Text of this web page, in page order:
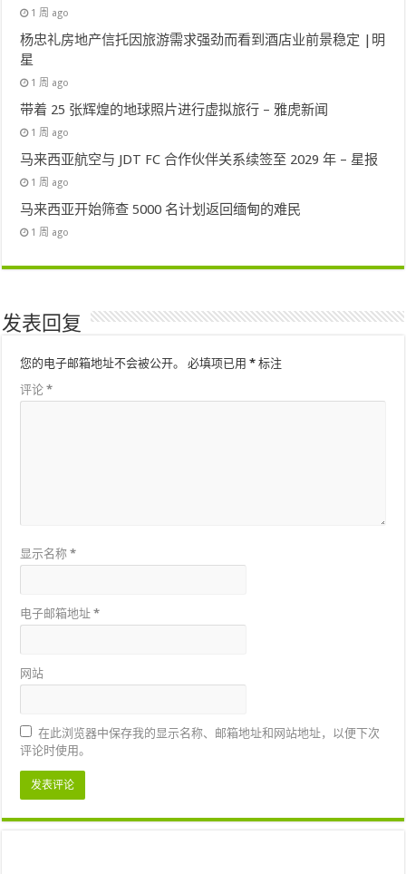
1 周 ago
杨忠礼房地产信托因旅游需求强劲而看到酒店业前景稳定 |明
星
1 周 ago
带着 25 张辉煌的地球照片进行虚拟旅行 – 雅虎新闻
1 周 ago
马来西亚航空与 JDT FC 合作伙伴关系续签至 2029 年 – 星报
1 周 ago
马来西亚开始筛查 5000 名计划返回缅甸的难民
1 周 ago
发表回复
您的电子邮箱地址不会被公开。 必填项已用* 标注
评论*
显示名称*
电子邮箱地址*
网站
在此浏览器中保存我的显示名称、邮箱地址和网站地址，以便下次
评论时使用。